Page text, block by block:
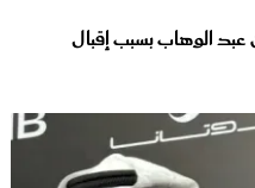
الوهاب بسبب إقبال